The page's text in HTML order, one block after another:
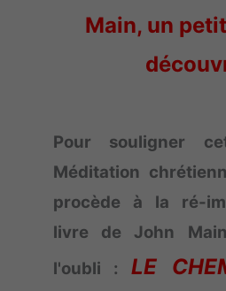
Main, un
Pour souligner
Méditation
procède à la ré-
livre de John
l'oubli :LE